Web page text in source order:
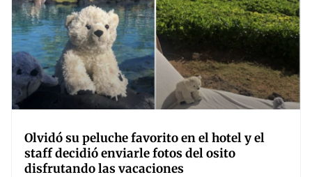
Olvidó su peluche favorito en el hotel y el
staff decidió enviarle fotos del osito
disfrutando las vacaciones